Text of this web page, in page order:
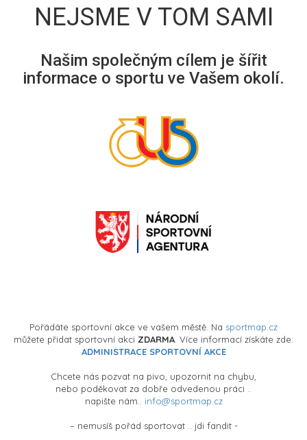
NEJSME V TOM SAMI
Našim společným cílem je šířit
informace o sportu ve Vašem okolí.
Pořádáte sportovní akce ve vašem městě. Na sportmap.cz
můžete přidat sportovní akci ZDARMA . Více informací získáte zde:
ADMINISTRACE SPORTOVNÍ AKCE
Chcete nás pozvat na pivo, upozornit na chybu,
nebo poděkovat za dobře odvedenou práci ..
napište nám.. info@sportmap.cz
– nemusíš pořád sportovat .. jdi fandit -